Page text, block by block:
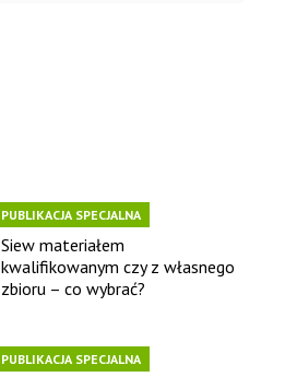
PUBLIKACJA SPECJALNA
Siew materiałem
kwalifikowanym czy z własnego
zbioru – co wybrać?
PUBLIKACJA SPECJALNA